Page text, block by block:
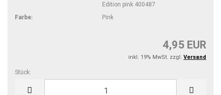
Edition pink 400487
Farbe:
Pink
4,95 EUR
inkl. 19% MwSt. zzgl. Versand
Stück: